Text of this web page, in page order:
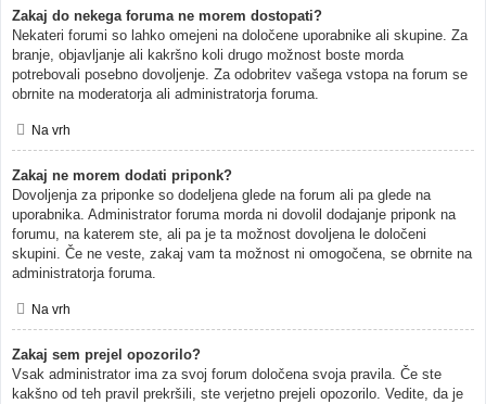
Zakaj do nekega foruma ne morem dostopati?
Nekateri forumi so lahko omejeni na določene uporabnike ali skupine. Za
branje, objavljanje ali kakršno koli drugo možnost boste morda
potrebovali posebno dovoljenje. Za odobritev vašega vstopa na forum se
obrnite na moderatorja ali administratorja foruma.
Na vrh
Zakaj ne morem dodati priponk?
Dovoljenja za priponke so dodeljena glede na forum ali pa glede na
uporabnika. Administrator foruma morda ni dovolil dodajanje priponk na
forumu, na katerem ste, ali pa je ta možnost dovoljena le določeni
skupini. Če ne veste, zakaj vam ta možnost ni omogočena, se obrnite na
administratorja foruma.
Na vrh
Zakaj sem prejel opozorilo?
Vsak administrator ima za svoj forum določena svoja pravila. Če ste
kakšno od teh pravil prekršili, ste verjetno prejeli opozorilo. Vedite, da je